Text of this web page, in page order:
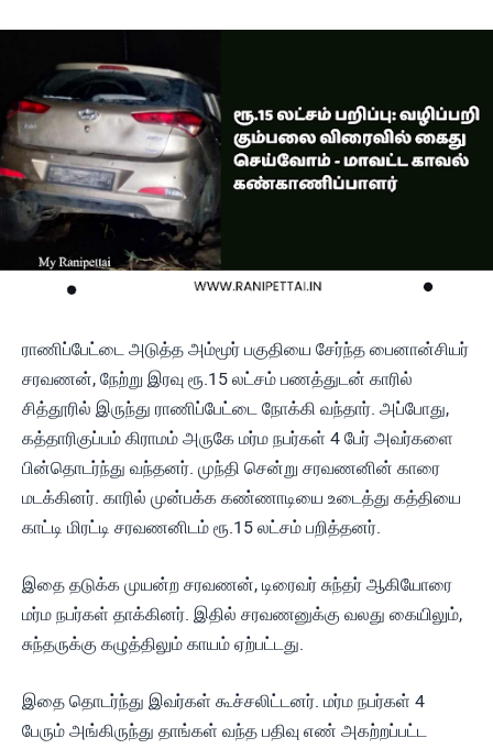
ராணிப்பேட்டை அடுத்த அம்மூர் பகுதியை சேர்ந்த பைனான்சியர்
சரவணன், நேற்று இரவு ரூ.15 லட்சம் பணத்துடன் காரில்
சித்தூரில் இருந்து ராணிப்பேட்டை நோக்கி வந்தார். அப்போது,
கத்தாரிகுப்பம் கிராமம் அருகே மர்ம நபர்கள் 4 பேர் அவர்களை
பின்தொடர்ந்து வந்தனர். முந்தி சென்று சரவணனின் காரை
மடக்கினர். காரில் முன்பக்க கண்ணாடியை உடைத்து கத்தியை
காட்டி மிரட்டி சரவணனிடம் ரூ.15 லட்சம் பறித்தனர்.
இதை தடுக்க முயன்ற சரவணன், டிரைவர் சுந்தர் ஆகியோரை
மர்ம நபர்கள் தாக்கினர். இதில் சரவணனுக்கு வலது கையிலும்,
சுந்தருக்கு கழுத்திலும் காயம் ஏற்பட்டது.
இதை தொடர்ந்து இவர்கள் கூச்சலிட்டனர். மர்ம நபர்கள் 4
பேரும் அங்கிருந்து தாங்கள் வந்த பதிவு எண் அகற்றப்பட்ட